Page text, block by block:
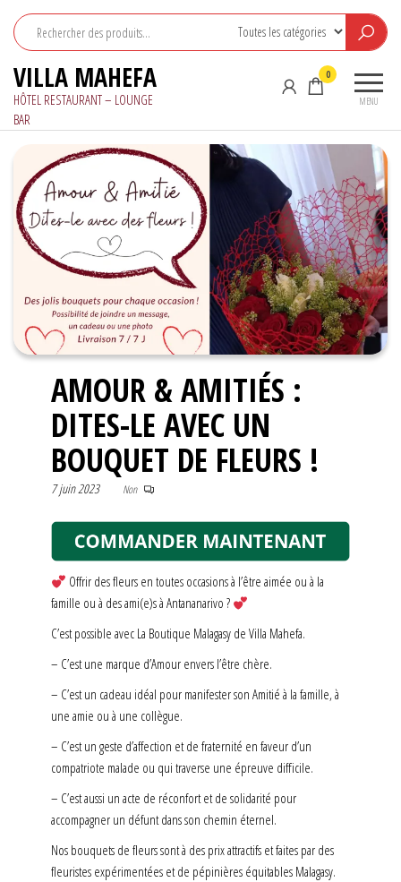
contenu
VILLA MAHEFA
HÔTEL RESTAURANT – LOUNGE
BAR
MENU
0
AMOUR & AMITIÉS :
DITES-LE AVEC UN
BOUQUET DE FLEURS !
7 juin 2023 Non
Offrir des fleurs en toutes occasions à l’être aimée ou à la
famille ou à des ami(e)s à Antananarivo ?
C’est possible avec La Boutique Malagasy de Villa Mahefa.
– C’est une marque d’Amour envers l’être chère.
– C’est un cadeau idéal pour manifester son Amitié à la famille, à
une amie ou à une collègue.
– C’est un geste d’affection et de fraternité en faveur d’un
compatriote malade ou qui traverse une épreuve difficile.
– C’est aussi un acte de réconfort et de solidarité pour
accompagner un défunt dans son chemin éternel.
Nos bouquets de fleurs sont à des prix attractifs et faites par des
fleuristes expérimentées et de pépinières équitables Malagasy.